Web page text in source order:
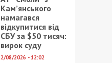
Кам’янського
намагався
відкупитися від
СБУ за $50 тисяч:
вирок суду
2/08/2026 - 12:02